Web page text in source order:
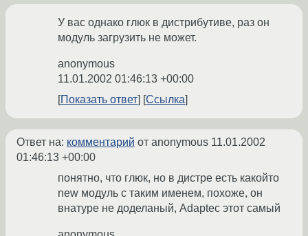
У вас однако глюк в дистрибутиве, раз он
модуль загрузить не может.
anonymous
11.01.2002 01:46:13 +00:00
Показать ответ
Ссылка
Ответ на: комментарий от anonymous 11.01.2002
01:46:13 +00:00
понятно, что глюк, но в дистре есть какойто
new модуль с таким именем, похоже, он
внатуре не доделаный, Adaptec этот самый